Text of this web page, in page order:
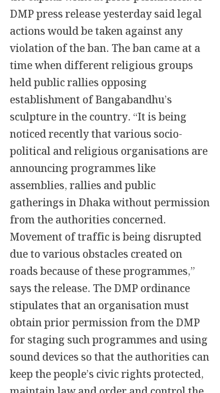
DMP press release yesterday said legal
actions would be taken against any
violation of the ban. The ban came at a
time when different religious groups
held public rallies opposing
establishment of Bangabandhu’s
sculpture in the country. “It is being
noticed recently that various socio-
political and religious organisations are
announcing programmes like
assemblies, rallies and public
gatherings in Dhaka without permission
from the authorities concerned.
Movement of traffic is being disrupted
due to various obstacles created on
roads because of these programmes,”
says the release. The DMP ordinance
stipulates that an organisation must
obtain prior permission from the DMP
for staging such programmes and using
sound devices so that the authorities can
keep the people’s civic rights protected,